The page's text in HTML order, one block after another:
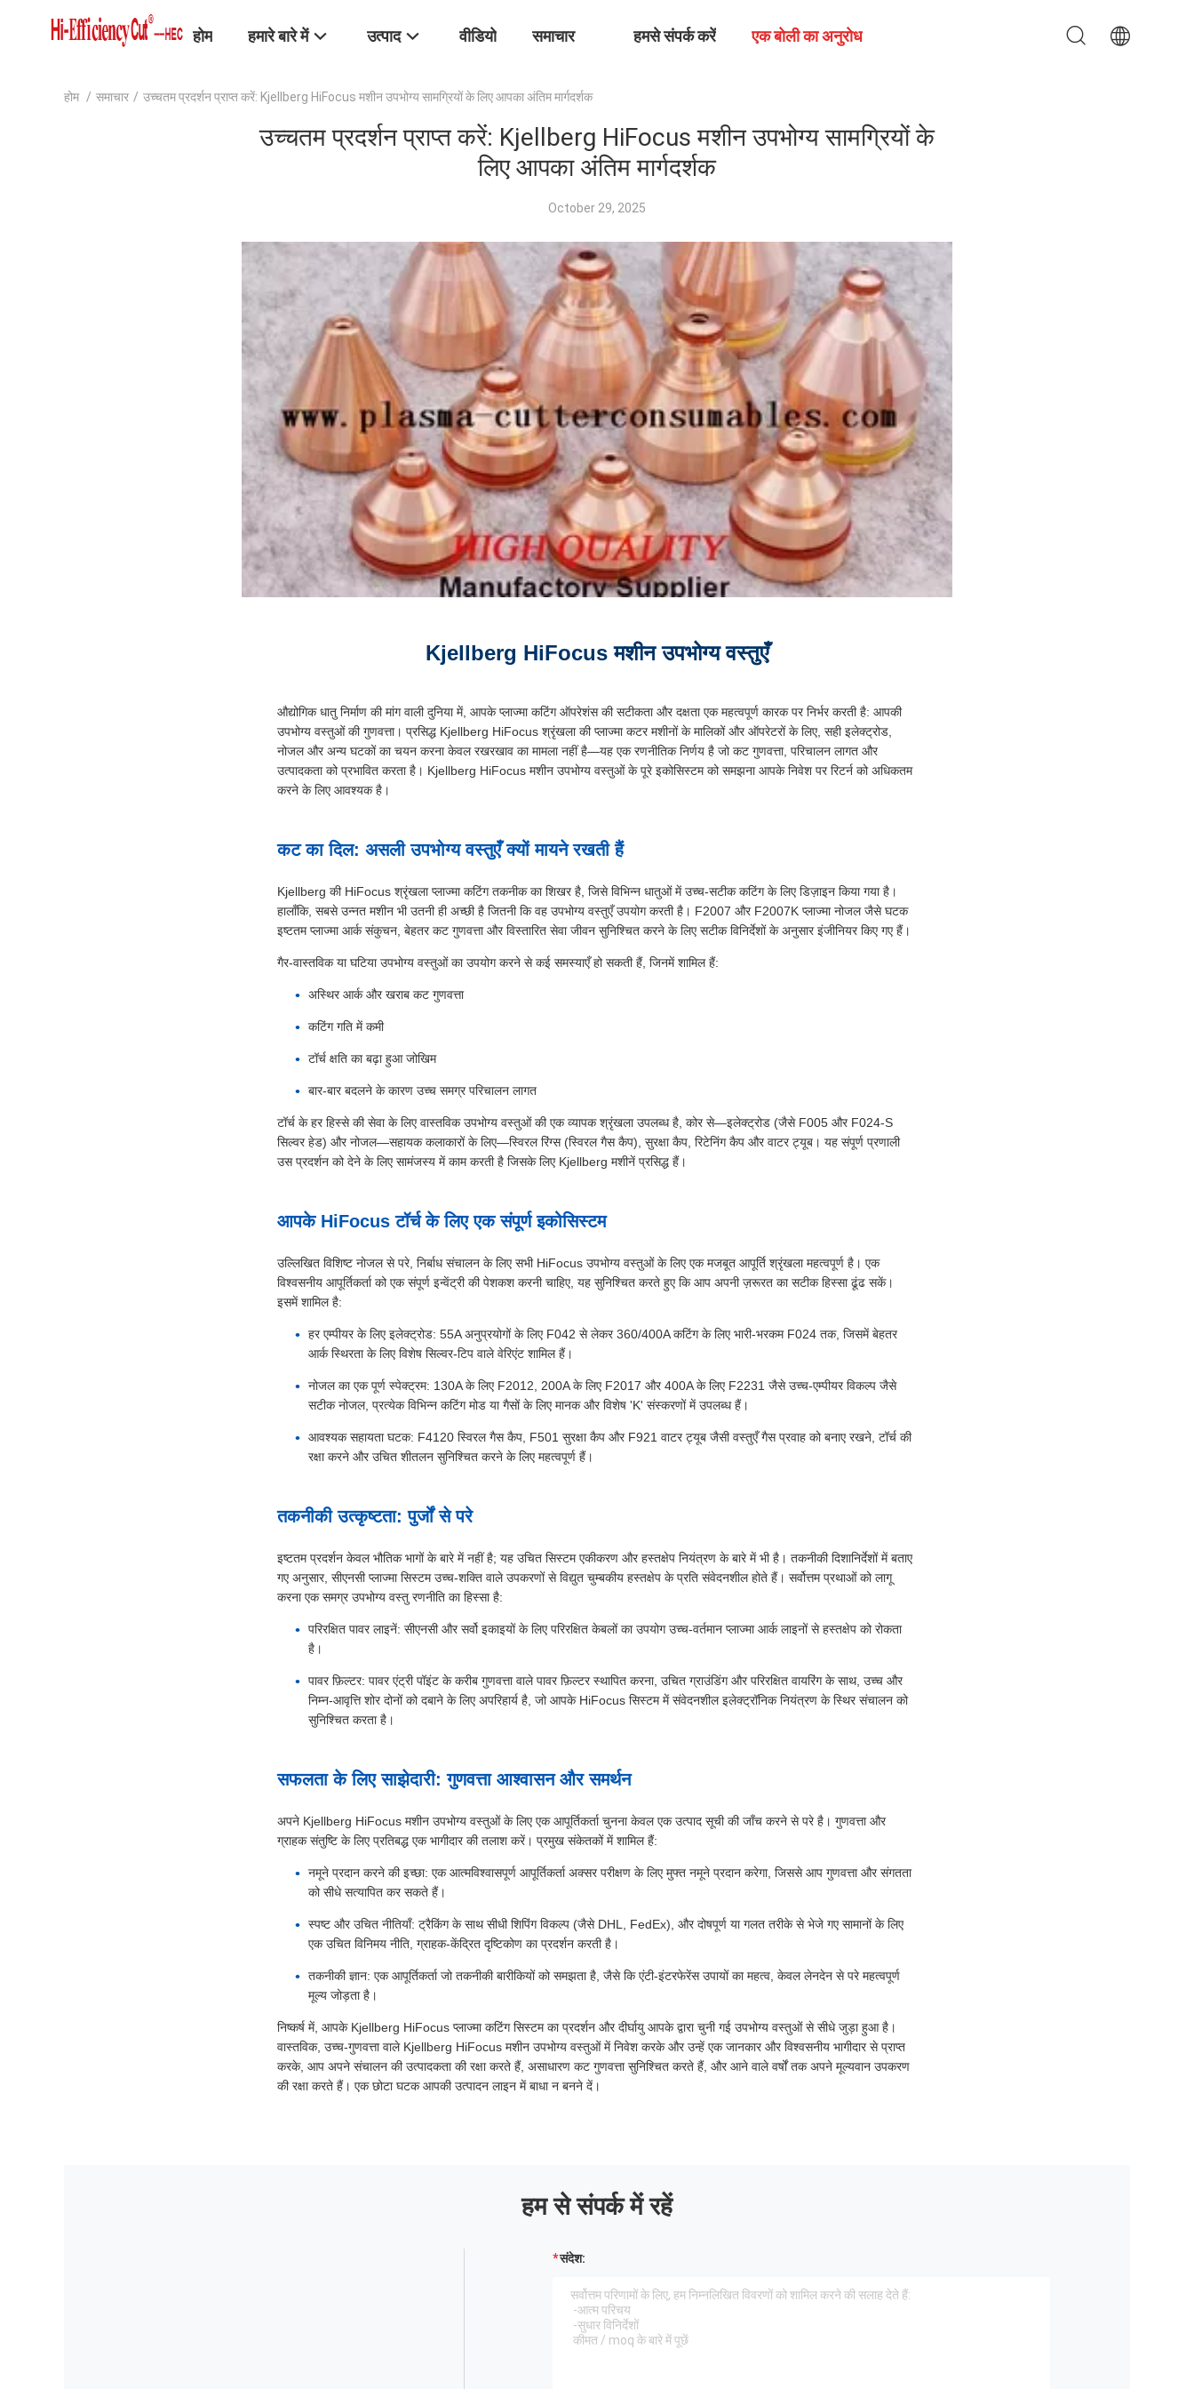
होम हमारे बारे में उत्पाद वीडियो समाचार हमसे संपर्क करें एक बोली का अनुरोध
होम / समाचार / उच्चतम प्रदर्शन प्राप्त करें: Kjellberg HiFocus मशीन उपभोग्य सामग्रियों के लिए आपका अंतिम मार्गदर्शक
उच्चतम प्रदर्शन प्राप्त करें: Kjellberg HiFocus मशीन उपभोग्य सामग्रियों के
लिए आपका अंतिम मार्गदर्शक
October 29, 2025
Kjellberg HiFocus मशीन उपभोग्य वस्तुएँ
औद्योगिक धातु निर्माण की मांग वाली दुनिया में, आपके प्लाज्मा कटिंग ऑपरेशंस की सटीकता और दक्षता एक महत्वपूर्ण कारक पर निर्भर करती है: आपकी
उपभोग्य वस्तुओं की गुणवत्ता। प्रसिद्ध Kjellberg HiFocus श्रृंखला की प्लाज्मा कटर मशीनों के मालिकों और ऑपरेटरों के लिए, सही इलेक्ट्रोड,
नोजल और अन्य घटकों का चयन करना केवल रखरखाव का मामला नहीं है—यह एक रणनीतिक निर्णय है जो कट गुणवत्ता, परिचालन लागत और
उत्पादकता को प्रभावित करता है। Kjellberg HiFocus मशीन उपभोग्य वस्तुओं के पूरे इकोसिस्टम को समझना आपके निवेश पर रिटर्न को अधिकतम
करने के लिए आवश्यक है।
कट का दिल: असली उपभोग्य वस्तुएँ क्यों मायने रखती हैं
Kjellberg की HiFocus श्रृंखला प्लाज्मा कटिंग तकनीक का शिखर है, जिसे विभिन्न धातुओं में उच्च-सटीक कटिंग के लिए डिज़ाइन किया गया है।
हालाँकि, सबसे उन्नत मशीन भी उतनी ही अच्छी है जितनी कि वह उपभोग्य वस्तुएँ उपयोग करती है। F2007 और F2007K प्लाज्मा नोजल जैसे घटक
इष्टतम प्लाज्मा आर्क संकुचन, बेहतर कट गुणवत्ता और विस्तारित सेवा जीवन सुनिश्चित करने के लिए सटीक विनिर्देशों के अनुसार इंजीनियर किए गए हैं।
गैर-वास्तविक या घटिया उपभोग्य वस्तुओं का उपयोग करने से कई समस्याएँ हो सकती हैं, जिनमें शामिल हैं:
अस्थिर आर्क और खराब कट गुणवत्ता
कटिंग गति में कमी
टॉर्च क्षति का बढ़ा हुआ जोखिम
बार-बार बदलने के कारण उच्च समग्र परिचालन लागत
टॉर्च के हर हिस्से की सेवा के लिए वास्तविक उपभोग्य वस्तुओं की एक व्यापक श्रृंखला उपलब्ध है, कोर से—इलेक्ट्रोड (जैसे F005 और F024-S
सिल्वर हेड) और नोजल—सहायक कलाकारों के लिए—स्विरल रिंग्स (स्विरल गैस कैप), सुरक्षा कैप, रिटेनिंग कैप और वाटर ट्यूब। यह संपूर्ण प्रणाली
उस प्रदर्शन को देने के लिए सामंजस्य में काम करती है जिसके लिए Kjellberg मशीनें प्रसिद्ध हैं।
आपके HiFocus टॉर्च के लिए एक संपूर्ण इकोसिस्टम
उल्लिखित विशिष्ट नोजल से परे, निर्बाध संचालन के लिए सभी HiFocus उपभोग्य वस्तुओं के लिए एक मजबूत आपूर्ति श्रृंखला महत्वपूर्ण है। एक
विश्वसनीय आपूर्तिकर्ता को एक संपूर्ण इन्वेंट्री की पेशकश करनी चाहिए, यह सुनिश्चित करते हुए कि आप अपनी ज़रूरत का सटीक हिस्सा ढूंढ सकें।
इसमें शामिल है:
हर एम्पीयर के लिए इलेक्ट्रोड: 55A अनुप्रयोगों के लिए F042 से लेकर 360/400A कटिंग के लिए भारी-भरकम F024 तक, जिसमें बेहतर
आर्क स्थिरता के लिए विशेष सिल्वर-टिप वाले वेरिएंट शामिल हैं।
नोजल का एक पूर्ण स्पेक्ट्रम: 130A के लिए F2012, 200A के लिए F2017 और 400A के लिए F2231 जैसे उच्च-एम्पीयर विकल्प जैसे
सटीक नोजल, प्रत्येक विभिन्न कटिंग मोड या गैसों के लिए मानक और विशेष 'K' संस्करणों में उपलब्ध हैं।
आवश्यक सहायता घटक: F4120 स्विरल गैस कैप, F501 सुरक्षा कैप और F921 वाटर ट्यूब जैसी वस्तुएँ गैस प्रवाह को बनाए रखने, टॉर्च की
रक्षा करने और उचित शीतलन सुनिश्चित करने के लिए महत्वपूर्ण हैं।
तकनीकी उत्कृष्टता: पुर्जों से परे
इष्टतम प्रदर्शन केवल भौतिक भागों के बारे में नहीं है; यह उचित सिस्टम एकीकरण और हस्तक्षेप नियंत्रण के बारे में भी है। तकनीकी दिशानिर्देशों में बताए
गए अनुसार, सीएनसी प्लाज्मा सिस्टम उच्च-शक्ति वाले उपकरणों से विद्युत चुम्बकीय हस्तक्षेप के प्रति संवेदनशील होते हैं। सर्वोत्तम प्रथाओं को लागू
करना एक समग्र उपभोग्य वस्तु रणनीति का हिस्सा है:
परिरक्षित पावर लाइनें: सीएनसी और सर्वो इकाइयों के लिए परिरक्षित केबलों का उपयोग उच्च-वर्तमान प्लाज्मा आर्क लाइनों से हस्तक्षेप को रोकता
है।
पावर फ़िल्टर: पावर एंट्री पॉइंट के करीब गुणवत्ता वाले पावर फ़िल्टर स्थापित करना, उचित ग्राउंडिंग और परिरक्षित वायरिंग के साथ, उच्च और
निम्न-आवृत्ति शोर दोनों को दबाने के लिए अपरिहार्य है, जो आपके HiFocus सिस्टम में संवेदनशील इलेक्ट्रॉनिक नियंत्रण के स्थिर संचालन को
सुनिश्चित करता है।
सफलता के लिए साझेदारी: गुणवत्ता आश्वासन और समर्थन
अपने Kjellberg HiFocus मशीन उपभोग्य वस्तुओं के लिए एक आपूर्तिकर्ता चुनना केवल एक उत्पाद सूची की जाँच करने से परे है। गुणवत्ता और
ग्राहक संतुष्टि के लिए प्रतिबद्ध एक भागीदार की तलाश करें। प्रमुख संकेतकों में शामिल हैं:
नमूने प्रदान करने की इच्छा: एक आत्मविश्वासपूर्ण आपूर्तिकर्ता अक्सर परीक्षण के लिए मुफ्त नमूने प्रदान करेगा, जिससे आप गुणवत्ता और संगतता
को सीधे सत्यापित कर सकते हैं।
स्पष्ट और उचित नीतियाँ: ट्रैकिंग के साथ सीधी शिपिंग विकल्प (जैसे DHL, FedEx), और दोषपूर्ण या गलत तरीके से भेजे गए सामानों के लिए
एक उचित विनिमय नीति, ग्राहक-केंद्रित दृष्टिकोण का प्रदर्शन करती है।
तकनीकी ज्ञान: एक आपूर्तिकर्ता जो तकनीकी बारीकियों को समझता है, जैसे कि एंटी-इंटरफेरेंस उपायों का महत्व, केवल लेनदेन से परे महत्वपूर्ण
मूल्य जोड़ता है।
निष्कर्ष में, आपके Kjellberg HiFocus प्लाज्मा कटिंग सिस्टम का प्रदर्शन और दीर्घायु आपके द्वारा चुनी गई उपभोग्य वस्तुओं से सीधे जुड़ा हुआ है।
वास्तविक, उच्च-गुणवत्ता वाले Kjellberg HiFocus मशीन उपभोग्य वस्तुओं में निवेश करके और उन्हें एक जानकार और विश्वसनीय भागीदार से प्राप्त
करके, आप अपने संचालन की उत्पादकता की रक्षा करते हैं, असाधारण कट गुणवत्ता सुनिश्चित करते हैं, और आने वाले वर्षों तक अपने मूल्यवान उपकरण
की रक्षा करते हैं। एक छोटा घटक आपकी उत्पादन लाइन में बाधा न बनने दें।
हम से संपर्क में रहें
संदेश: